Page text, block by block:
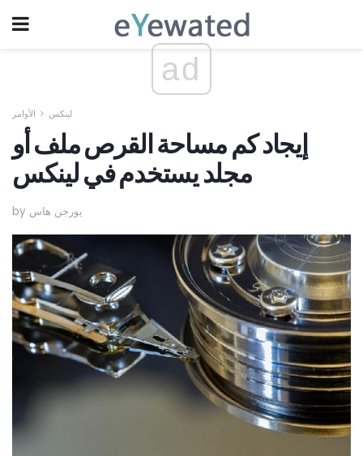
ad
لينكس الأوامر
إيجاد كم مساحة القرص ملف أو
مجلد يستخدم في لينكس
by يورجن هاس